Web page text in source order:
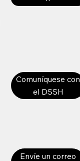
Comuníquese con
el DSSH
Envíe un correo